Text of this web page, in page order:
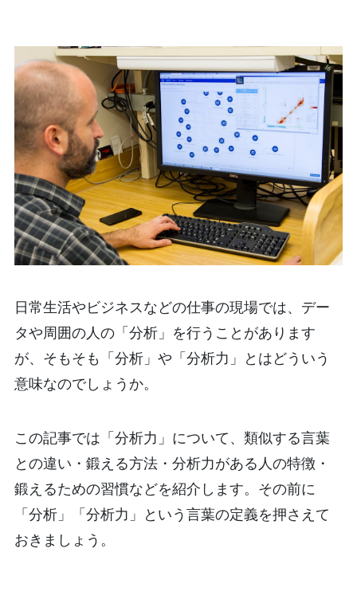
日常生活やビジネスなどの仕事の現場では、デー
タや周囲の人の「分析」を行うことがあります
が、そもそも「分析」や「分析力」とはどういう
意味なのでしょうか。
この記事では「分析力」について、類似する言葉
との違い・鍛える方法・分析力がある人の特徴・
鍛えるための習慣などを紹介します。その前に
「分析」「分析力」という言葉の定義を押さえて
おきましょう。